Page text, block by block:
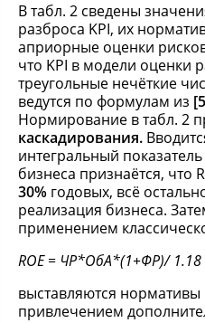
В табл. 2 сведены
разброса KPI, их
априорные оценки
что KPI в модели оценки
треугольные нечёткие
ведутся по формулам из
Нормирование в табл. 2
каскадирования.
интегральный
бизнеса признаётся, что
30% годовых, всё
реализация бизнеса.
применением
ROE= ЧР*ОбА*(1+ФР)/ 1.18
выставляются
привлечением